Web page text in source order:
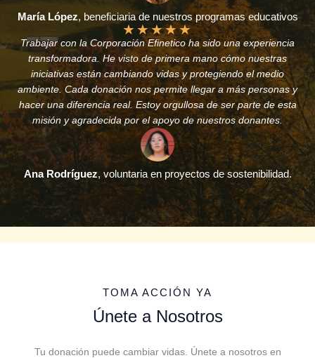
María López, beneficiaria de nuestros programas educativos
★★★★★
Trabajar con la Corporación Efinetico ha sido una experiencia
transformadora. He visto de primera mano cómo nuestras
iniciativas están cambiando vidas y protegiendo el medio
ambiente. Cada donación nos permite llegar a más personas y
hacer una diferencia real. Estoy orgullosa de ser parte de esta
misión y agradecida por el apoyo de nuestros donantes.
Ana Rodríguez, voluntaria en proyectos de sostenibilidad.
TOMA ACCIÓN YA
Únete a Nosotros
Tu donación puede cambiar vidas. Únete a nosotros en